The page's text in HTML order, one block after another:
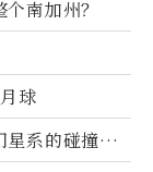
南加州？
球
星系的碰撞与